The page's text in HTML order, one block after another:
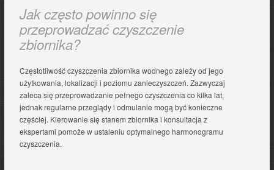
Jak często powinno się
przeprowadzać czyszczenie
zbiornika?
Częstotliwość czyszczenia zbiornika wodnego zależy od jego
użytkowania, lokalizacji i poziomu zanieczyszczeń. Zazwyczaj
zaleca się przeprowadzanie pełnego czyszczenia co kilka lat,
jednak regularne przeglądy i odmulanie mogą być konieczne
częściej. Kierowanie się stanem zbiornika i konsultacja z
ekspertami pomoże w ustaleniu optymalnego harmonogramu
czyszczenia.